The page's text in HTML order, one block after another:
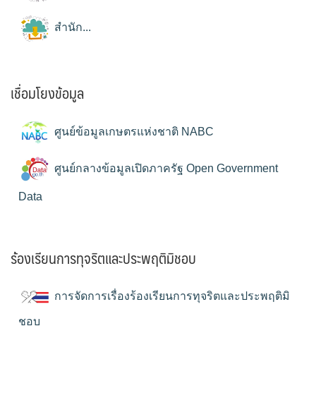
สำนัก...
เชื่อมโยงข้อมูล
ศูนย์ข้อมูลเกษตรแห่งชาติ NABC
ศูนย์กลางข้อมูลเปิดภาครัฐ Open Government
Data
ร้องเรียนการทุจริตและประพฤติมิชอบ
การจัดการเรื่องร้องเรียนการทุจริตและประพฤติมิ
ชอบ